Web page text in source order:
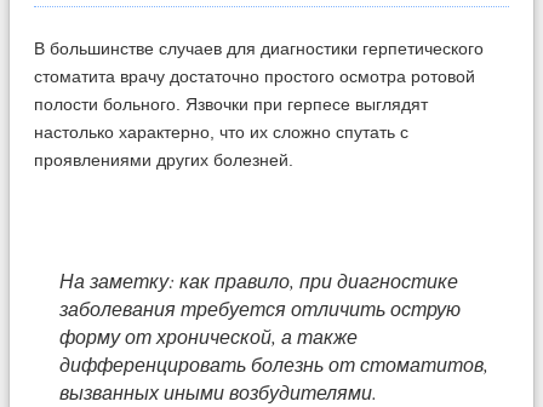
В большинстве случаев для диагностики герпетического
стоматита врачу достаточно простого осмотра ротовой
полости больного. Язвочки при герпесе выглядят
настолько характерно, что их сложно спутать с
проявлениями других болезней.
На заметку: как правило, при диагностике
заболевания требуется отличить острую
форму от хронической, а также
дифференцировать болезнь от стоматитов,
вызванных иными возбудителями.